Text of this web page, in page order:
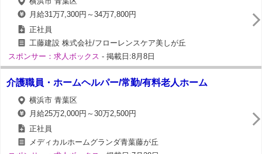
月給31万7,300円～34万7,800円
正社員
工藤建設 株式会社/フローレンスケア美しが丘
スポンサー：求人ボックス - 掲載日:8月8日
介護職員・ホームヘルパー/常勤/有料老人ホーム
横浜市 青葉区
月給25万2,000円～30万2,500円
正社員
メディカルホームグランダ青葉藤が丘